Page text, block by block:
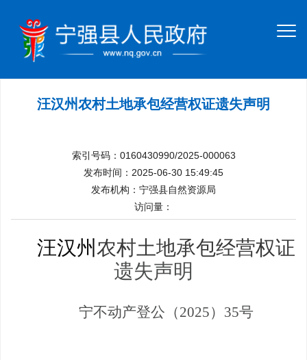
汪汉州农村土地承包经营权证遗失声明
索引号码：0160430990/2025-000063
发布时间：2025-06-30 15:49:45
发布机构：宁强县自然资源局
访问量：
汪汉州农村土地承包经营权证
遗失声明
宁不动产登公（2025）35号